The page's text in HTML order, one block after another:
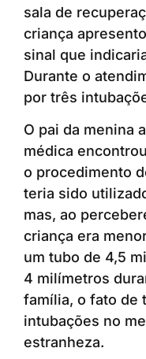
sala de
criança
sinal que
Durante o
por três
O pai da menina
médica
o procedimento
teria sido
mas, ao
criança era
um tubo de 4,5
4 milímetros
família, o fato de
intubações no
estranheza.